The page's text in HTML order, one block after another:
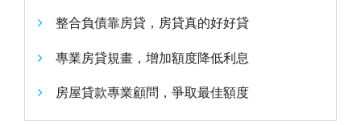
整合負債靠房貸，房貸真的好好貸
專業房貸規畫，增加額度降低利息
房屋貸款專業顧問，爭取最佳額度